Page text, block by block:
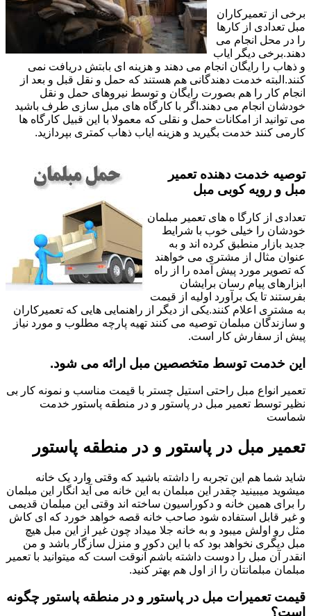
برخی از تعمیرکاران
مبل تعدادی از کارها
را در محل انجام می
دهند.برخی دیگر ایاب
و ذهاب را رایگان انجام می دهند و هزینه ای بابتش دریافت نمی
کنند.البته خدمت دهندگانی هم هستند که حمل و نقل قبل و بعد از
انجام کار را هم بصورت رایگان و توسط نیروهای حمل و نقل
خودشان انجام می دهند.اگر با کارگاه های مبل سازی طرف باشید
می توانید از امکانات حمل و نقلی که معمولا با این قبیل کارگاه ها
کارمی کنند خدمت بگیرید و هزینه ایاب ذهاب کمتری بپردازید.
توصیه خدمت دهنده تعمیر
مبل و رویه کوبی مبل
تعدادی از کارگا ه های تعمیر مبلمان
خودشان را خیلی خوب با شرایط
جدید بازار منطبق کرده اند و به
عنوان مثال از مشتری می خواهند
که تصویر مورد پیش آمده را از راه
ابزارهای پیام رسان برایشان
بفرستند تا یک برآورد اولیه از قیمت
به مشتری اعلام کنند.یکی از دیگر از راهنمایی هایی که تعمیرکاران
و سازندگان مبلمان توصیه می کنند تهیه پارچه مطلوب و مورد نیاز
پیش از سفارش کار است.
این خدمت توسط متخصصین مبل ارائه می شود.
تعمیر انواع مبل راحتی استیل چستر با قیمت مناسب و نمونه کار بی
نظیر توسط تعمیر مبل در پاستور و در منطقه پاستور خدمت
شماست
تعمیر مبل در پاستور و در منطقه پاستور
شاید شما هم این تجربه را داشته باشید که وقتی وارد یک خانه
میشوید میبینید چقدر این مبلمان به این خانه می آید انگار این مبلمان
را برای همین خانه و دکوراسیون ساخته اند وقتی این مبلمان قدیمی
و غیر قابل استفاده شود صاحب خانه قصه خواهد خورد که ای کاش
مثل رو اولش میبود و به خانه جلا میداد چون غیر از این مبل هیچ
مبل دیگری نخواهد بود که با این دکور و منزل سازگار باشد و من
انقدر آن مبل را دوست داشته باشم آنوقت است که میتوانید با تعمیر
مبلمان مبلمانتان را از اول هم بهتر کنید.
قیمت تعمیرات مبل در پاستور و در منطقه پاستور چگونه
است؟